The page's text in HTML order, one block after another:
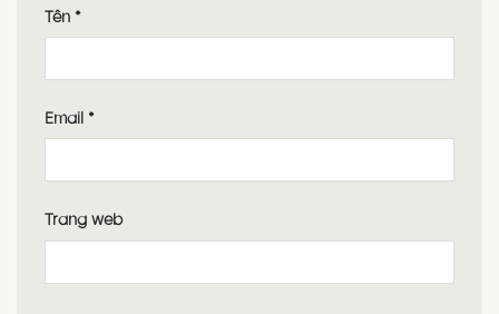
Tên *
Email *
Trang web